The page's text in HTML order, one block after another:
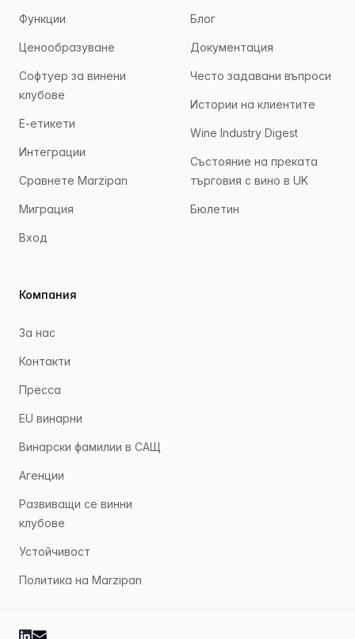
Функции
Ценообразуване
Софтуер за винени
клубове
Е-етикети
Интеграции
Сравнете Marzipan
Миграция
Вход
Блог
Документация
Често задавани въпроси
Истории на клиентите
Wine Industry Digest
Състояние на преката
търговия с вино в UK
Бюлетин
Компания
За нас
Контакти
Пресса
EU винарни
Винарски фамилии в САЩ
Агенции
Развиващи се винни
клубове
Устойчивост
Политика на Marzipan